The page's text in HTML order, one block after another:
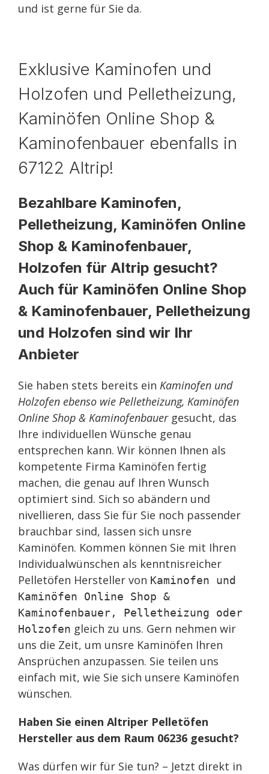
und ist gerne für Sie da.
Exklusive Kaminofen und
Holzofen und Pelletheizung,
Kaminöfen Online Shop &
Kaminofenbauer ebenfalls in
67122 Altrip!
Bezahlbare Kaminofen,
Pelletheizung, Kaminöfen Online
Shop & Kaminofenbauer,
Holzofen für Altrip gesucht?
Auch für Kaminöfen Online Shop
& Kaminofenbauer, Pelletheizung
und Holzofen sind wir Ihr
Anbieter
Sie haben stets bereits ein Kaminofen und
Holzofen ebenso wie Pelletheizung, Kaminöfen
Online Shop & Kaminofenbauergesucht, das
Ihre individuellen Wünsche genau
entsprechen kann. Wir können Ihnen als
kompetente Firma Kaminöfen fertig
machen, die genau auf Ihren Wunsch
optimiert sind. Sich so abändern und
nivellieren, dass Sie für Sie noch passender
brauchbar sind, lassen sich unsre
Kaminöfen. Kommen können Sie mit Ihren
Individualwünschen als kenntnisreicher
Pelletöfen Hersteller von Kaminofen und
Kaminöfen Online Shop &
Kaminofenbauer, Pelletheizung oder
Holzofen gleich zu uns. Gern nehmen wir
uns die Zeit, um unsre Kaminöfen Ihren
Ansprüchen anzupassen. Sie teilen uns
einfach mit, wie Sie sich unsere Kaminöfen
wünschen.
Haben Sie einen Altriper Pelletöfen
Hersteller aus dem Raum 06236 gesucht?
Was dürfen wir für Sie tun? – Jetzt direkt in